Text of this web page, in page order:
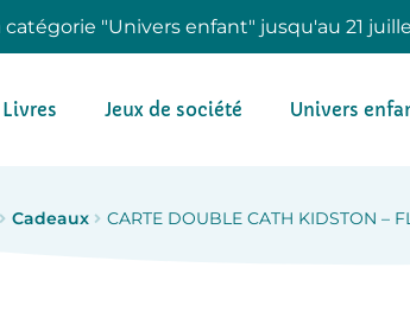
catégorie "Univers enfant" jusqu'au 21
Livres Jeux de société Univers
Cadeaux CARTE DOUBLE CATH KIDSTON –